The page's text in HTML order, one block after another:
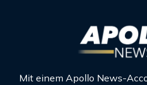
Mit einem Apollo News-